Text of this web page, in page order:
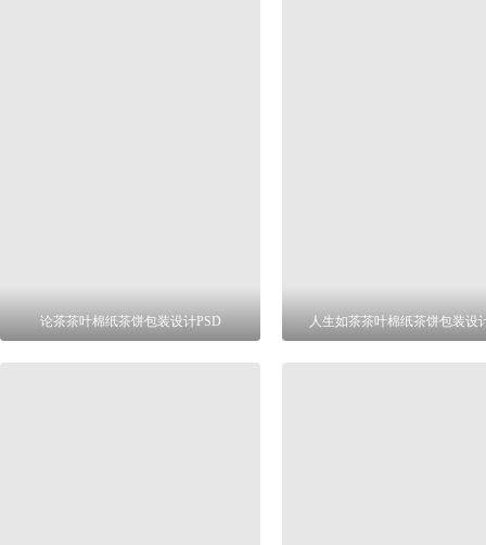
论茶茶叶棉纸茶饼包装设计PSD 人生如茶茶叶棉纸茶饼包装设